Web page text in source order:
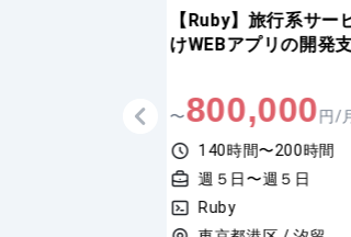
【CakePHP】オンラ
ッスン向けWebシス
〜750,000円/
140時間〜200時間
週５日〜週５日
PHP